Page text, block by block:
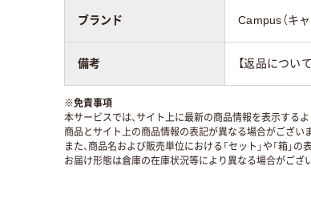
ブランド Campus（キャ
備考 【返品につい
※免責事項
本サービスでは、サイト上に最新の商品情報を表示するよ
商品とサイト上の商品情報の表記が異なる場合がござい
また、商品名および販売単位における「セット」や「箱」
お届け形態は倉庫の在庫状況等により異なる場合がござ